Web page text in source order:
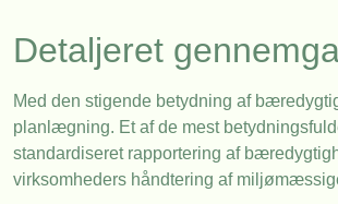
Detaljeret
Med den stigende betydning af
planlægning. Et af de mest
standardiseret rapportering af
virksomheders håndtering af